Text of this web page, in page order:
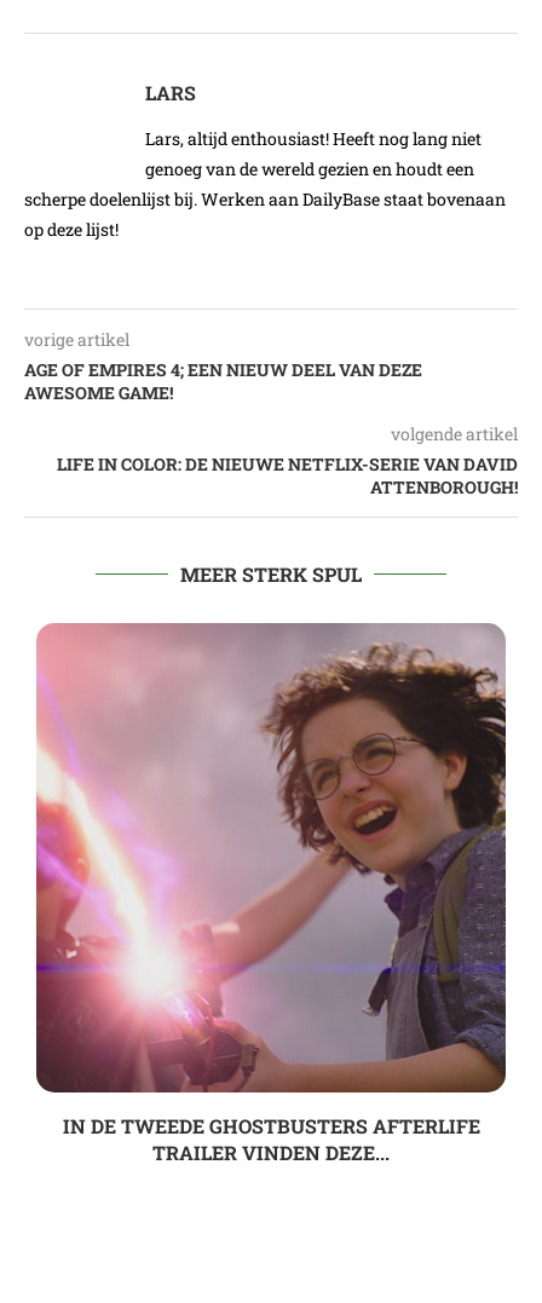
LARS
Lars, altijd enthousiast! Heeft nog lang niet
genoeg van de wereld gezien en houdt een
scherpe doelenlijst bij. Werken aan DailyBase staat bovenaan
op deze lijst!
vorige artikel
AGE OF EMPIRES 4; EEN NIEUW DEEL VAN DEZE
AWESOME GAME!
volgende artikel
LIFE IN COLOR: DE NIEUWE NETFLIX-SERIE VAN DAVID
ATTENBOROUGH!
MEER STERK SPUL
IN DE TWEEDE GHOSTBUSTERS AFTERLIFE
TRAILER VINDEN DEZE...